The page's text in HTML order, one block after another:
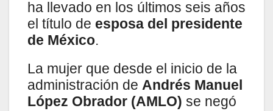
ha llevado en los últimos seis años
el título de esposa del presidente
de México.
La mujer que desde el inicio de la
administración de Andrés Manuel
López Obrador (AMLO) se negó